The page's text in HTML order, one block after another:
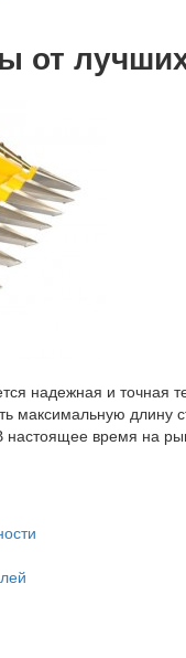
от
надежная и
максимальную
время на